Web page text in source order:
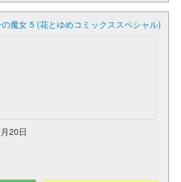
魔女 5 (花とゆめコミックススペシャル)
20日